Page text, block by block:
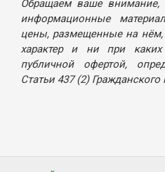
Обращаем ваше
информационные
цены, размещенные на
характер и ни при каких
публичной офертой,
Статьи 437 (2)